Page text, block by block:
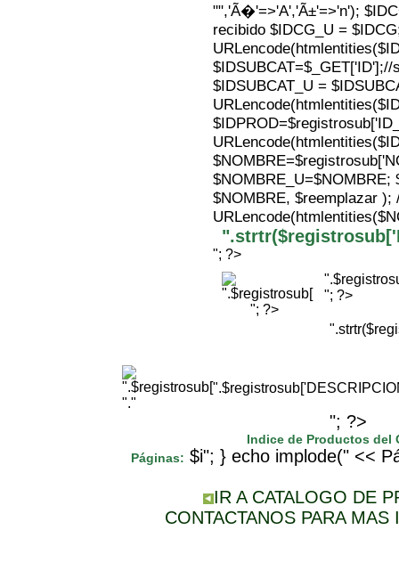
"",'Ã�'=>'A','Ã±'=>'n');
recibido $IDCG_U =
$IDSUBCAT_U =
$NOMBRE, $reemplazar );
"; ?>
"; ?>
"; ?>
"."
"; ?>
Indice de Productos del
Páginas: $i"; } echo implode(" <<
IR A CATALOGO DE
CONTACTANOS PARA